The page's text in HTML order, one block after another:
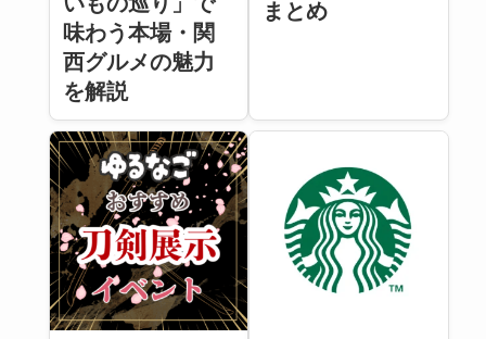
味わう本場・関
西グルメの魅力
を解説
まとめ